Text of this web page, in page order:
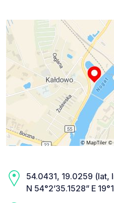
54.0431, 19.0259 (lat,
N 54°2’35.1528” E